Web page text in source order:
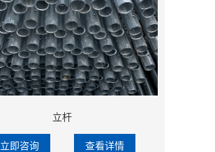
立杆
立即咨询 查看详情